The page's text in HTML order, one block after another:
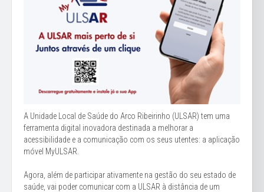
A Unidade Local de Saúde do Arco Ribeirinho (ULSAR) tem uma
ferramenta digital inovadora destinada a melhorar a
acessibilidade e a comunicação com os seus utentes: a aplicação
móvel MyULSAR.
Agora, além de participar ativamente na gestão do seu estado de
saúde, vai poder comunicar com a ULSAR à distância de um